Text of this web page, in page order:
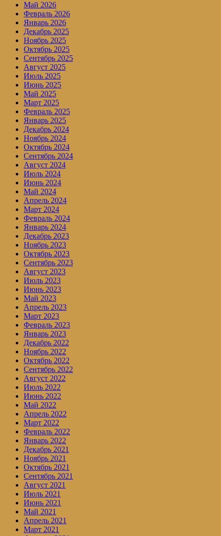
Май 2026
Февраль 2026
Январь 2026
Декабрь 2025
Ноябрь 2025
Октябрь 2025
Сентябрь 2025
Август 2025
Июль 2025
Июнь 2025
Май 2025
Март 2025
Февраль 2025
Январь 2025
Декабрь 2024
Ноябрь 2024
Октябрь 2024
Сентябрь 2024
Август 2024
Июль 2024
Июнь 2024
Май 2024
Апрель 2024
Март 2024
Февраль 2024
Январь 2024
Декабрь 2023
Ноябрь 2023
Октябрь 2023
Сентябрь 2023
Август 2023
Июль 2023
Июнь 2023
Май 2023
Апрель 2023
Март 2023
Февраль 2023
Январь 2023
Декабрь 2022
Ноябрь 2022
Октябрь 2022
Сентябрь 2022
Август 2022
Июль 2022
Июнь 2022
Май 2022
Апрель 2022
Март 2022
Февраль 2022
Январь 2022
Декабрь 2021
Ноябрь 2021
Октябрь 2021
Сентябрь 2021
Август 2021
Июль 2021
Июнь 2021
Май 2021
Апрель 2021
Март 2021